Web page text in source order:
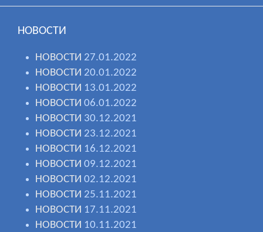
НОВОСТИ
НОВОСТИ 27.01.2022
НОВОСТИ 20.01.2022
НОВОСТИ 13.01.2022
НОВОСТИ 06.01.2022
НОВОСТИ 30.12.2021
НОВОСТИ 23.12.2021
НОВОСТИ 16.12.2021
НОВОСТИ 09.12.2021
НОВОСТИ 02.12.2021
НОВОСТИ 25.11.2021
НОВОСТИ 17.11.2021
НОВОСТИ 10.11.2021